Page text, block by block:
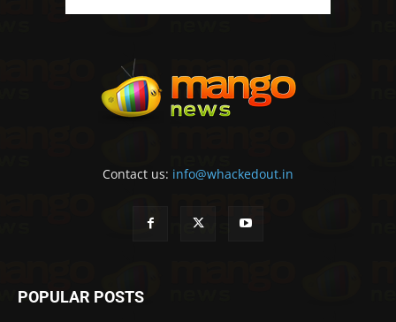
Contact us: info@whackedout.in
POPULAR POSTS